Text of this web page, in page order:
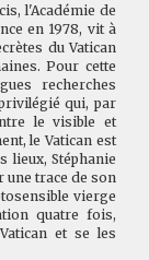
l'Académie de
en 1978, vit à
du Vatican
Pour cette
recherches
qui, par
le visible et
le Vatican est
lieux, Stéphanie
une trace de son
vierge
quatre fois,
et se les